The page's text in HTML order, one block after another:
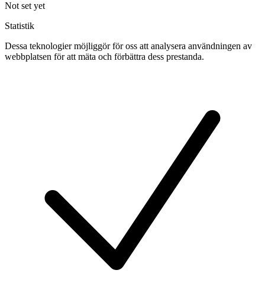
Not set yet
Statistik
Dessa teknologier möjliggör för oss att analysera användningen av
webbplatsen för att mäta och förbättra dess prestanda.